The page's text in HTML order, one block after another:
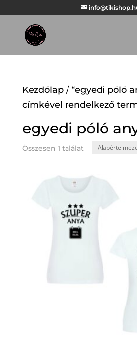
Kezdőlap/ “egyedi póló
címkével rendelkező
egyedi póló
Összesen 1 találat